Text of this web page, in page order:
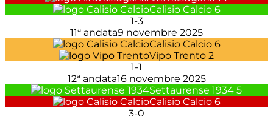
Calisio Calcio 6
1-3
11ª andata9 novembre 2025
Calisio Calcio 6
Vipo Trento 2
1-1
12ª andata16 novembre 2025
Settaurense 1934 5
Calisio Calcio 6
3-0